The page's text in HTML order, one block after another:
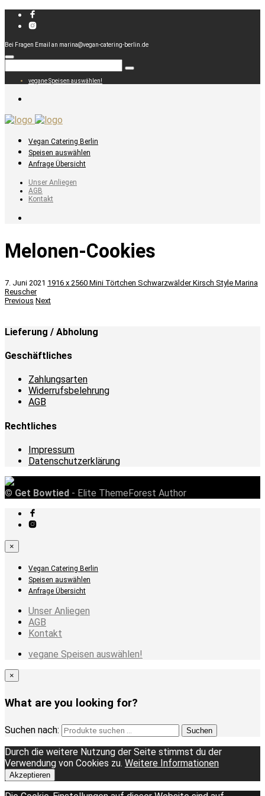
Bei Fragen Email an marina@vegan-catering-berlin.de
vegane Speisen auswählen!
Vegan Catering Berlin
Speisen auswählen
Anfrage Übersicht
Unser Anliegen
AGB
Kontakt
Melonen-Cookies
7. Juni 2021 1916 x 2560 Mini Törtchen Schwarzwälder Kirsch Style Marina
Reuscher
Previous Next
Lieferung / Abholung
Geschäftliches
Zahlungsarten
Widerrufsbelehrung
AGB
Rechtliches
Impressum
Datenschutzerklärung
© Get Bowtied - Elite ThemeForest Author
×
Vegan Catering Berlin
Speisen auswählen
Anfrage Übersicht
Unser Anliegen
AGB
Kontakt
vegane Speisen auswählen!
×
What are you looking for?
Suchen nach: Suchen
Durch die weitere Nutzung der Seite stimmst du der
Verwendung von Cookies zu. Weitere Informationen
Akzeptieren